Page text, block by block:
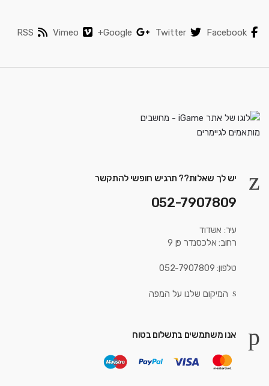
Facebook
Twitter
Google+
Vimeo
RSS
יש לך שאלות?? תרגיש חופשי להתקשר
052-7907809
עיר: אשדוד
רחוב: אלכסנדר פן 9
טלפון: 052-7907809
המיקום שלנו על המפה
אנו משתמשים בתשלום בטוח